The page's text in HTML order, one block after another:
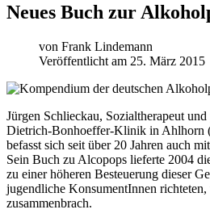
Neues Buch zur
von Frank Lindemann
Veröffentlicht am 25. März 2015
Jürgen Schlieckau, Sozialtherapeut
Dietrich-Bonhoeffer-Klinik in Ahlhorn
befasst sich seit über 20 Jahren auch
Sein Buch zu Alcopops lieferte 2004
zu einer höheren Besteuerung dieser
jugendliche KonsumentInnen
zusammenbrach.